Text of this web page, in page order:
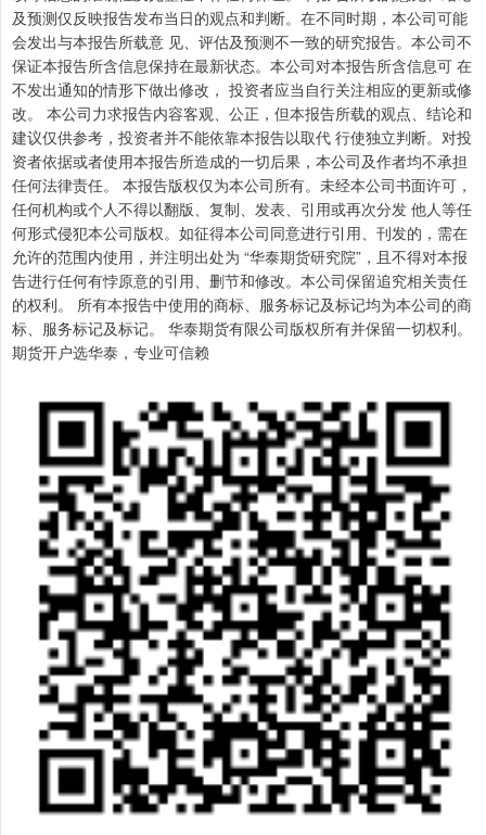
及预测仅反映报告发布当日的观点和判断。在不同时期，本公司可能
会发出与本报告所载意 见、评估及预测不一致的研究报告。本公司不
保证本报告所含信息保持在最新状态。本公司对本报告所含信息可 在
不发出通知的情形下做出修改， 投资者应当自行关注相应的更新或修
改。 本公司力求报告内容客观、公正，但本报告所载的观点、结论和
建议仅供参考，投资者并不能依靠本报告以取代 行使独立判断。对投
资者依据或者使用本报告所造成的一切后果，本公司及作者均不承担
任何法律责任。 本报告版权仅为本公司所有。未经本公司书面许可，
任何机构或个人不得以翻版、复制、发表、引用或再次分发 他人等任
何形式侵犯本公司版权。如征得本公司同意进行引用、刊发的，需在
允许的范围内使用，并注明出处为 “华泰期货研究院”，且不得对本报
告进行任何有悖原意的引用、删节和修改。本公司保留追究相关责任
的权利。 所有本报告中使用的商标、服务标记及标记均为本公司的商
标、服务标记及标记。 华泰期货有限公司版权所有并保留一切权利。
期货开户选华泰，专业可信赖